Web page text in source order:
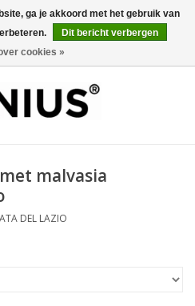
0 Artikelen - €0,00
malvasia
DEL LAZIO
ga je akkoord met het gebruik van
Dit bericht verbergen
cookies »